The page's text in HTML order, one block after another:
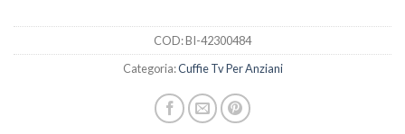
COD:BI-42300484
Categoria:Cuffie Tv Per Anziani